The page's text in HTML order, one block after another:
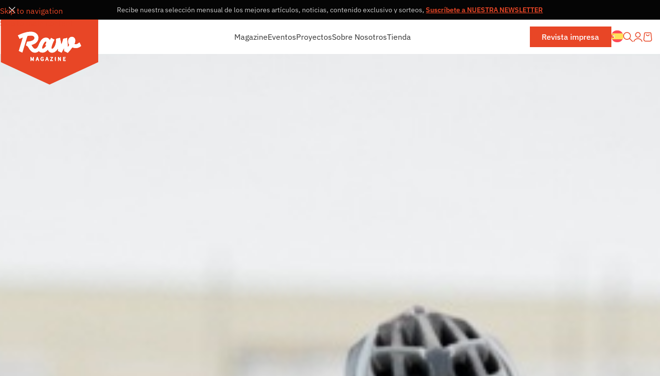
Skip to navigation
Skip to main content
Recibe nuestra selección mensual de los mejores artículos, noticias, contenido exclusivo y sorteos,Suscríbete a NUESTRA NEWSLETTER
MagazineEventosProyectosSobre NosotrosTienda Revista impresa